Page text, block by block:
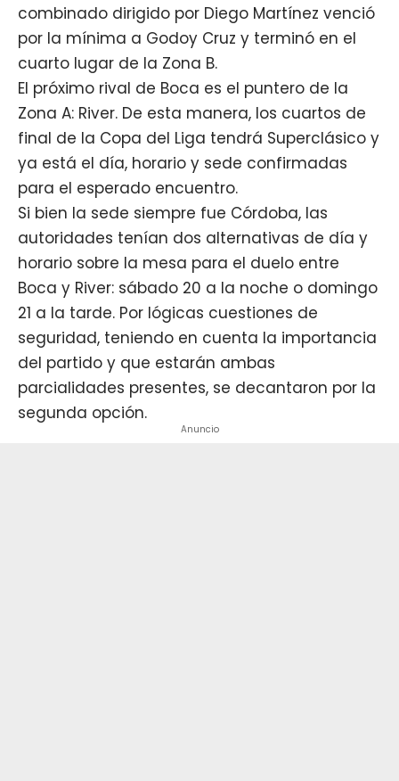
combinado dirigido por Diego Martínez venció
por la mínima a Godoy Cruz y terminó en el
cuarto lugar de la Zona B.
El próximo rival de Boca es el puntero de la
Zona A: River. De esta manera, los cuartos de
final de la Copa del Liga tendrá Superclásico y
ya está el día, horario y sede confirmadas
para el esperado encuentro.
Si bien la sede siempre fue Córdoba, las
autoridades tenían dos alternativas de día y
horario sobre la mesa para el duelo entre
Boca y River: sábado 20 a la noche o domingo
21 a la tarde. Por lógicas cuestiones de
seguridad, teniendo en cuenta la importancia
del partido y que estarán ambas
parcialidades presentes, se decantaron por la
segunda opción.
Anuncio